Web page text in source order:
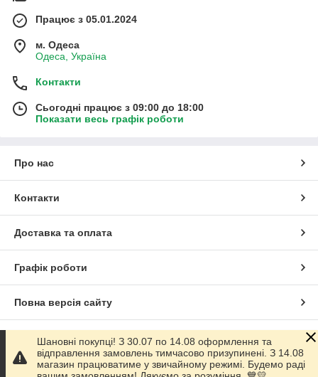
Працює з 05.01.2024
м. Одеса
Одеса, Україна
Контакти
Сьогодні працює з 09:00 до 18:00
Показати весь графік роботи
Про нас
Контакти
Доставка та оплата
Графік роботи
Повна версія сайту
Сайт створено на маркетплейсі Prom.ua
Політика конфіденційності
Шановні покупці! З 30.07 по 14.08 оформлення та
відправлення замовлень тимчасово призупинені. З 14.08
магазин працюватиме у звичайному режимі. Будемо раді